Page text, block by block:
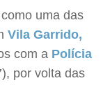
uma das
Vila Garrido,
com a Polícia
por volta das